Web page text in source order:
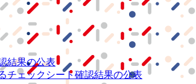
結果の公表
チェックシート確認結果の公表